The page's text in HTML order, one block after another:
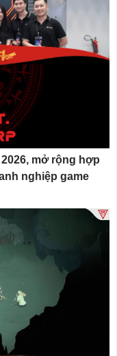
mở rộng hợp
nghiệp game